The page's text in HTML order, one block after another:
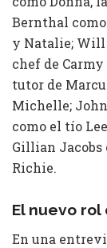
Bernthal
y Natalie; Will
chef de
tutor de
Michelle;
como el tío
Gillian Jacobs
Richie.
El nuevo rol
En una